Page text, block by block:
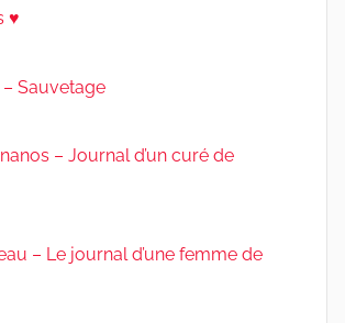
♥
Sauvetage
– Journal d’un curé de
– Le journal d’une femme de